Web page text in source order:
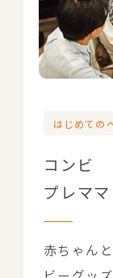
はじめての
コンビ
プレマ
赤ちゃん